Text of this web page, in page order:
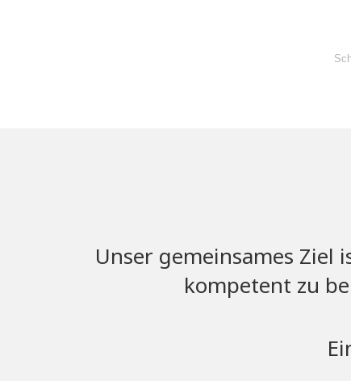
Unser gemeinsames Ziel
kompetent zu